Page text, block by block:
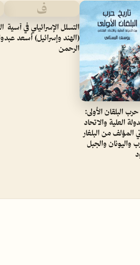
البلقان الأولى:
العلية والاتحاد
المؤلف من البلغار
واليونان والجبل
ف
التسلل الإسرائيلي في آسية
(الهند وإسرائيل) أسعد عبد
الرحمن